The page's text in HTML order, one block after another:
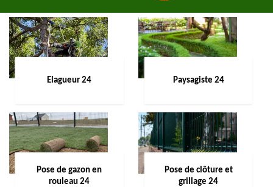
Elagueur 24 Paysagiste 24
Pose de gazon en
rouleau 24
Pose de clôture et
grillage 24